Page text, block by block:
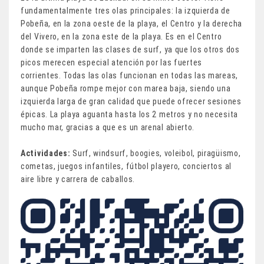
fundamentalmente tres olas principales: la izquierda de
Pobeña, en la zona oeste de la playa, el Centro y la derecha
del Vivero, en la zona este de la playa. Es en el Centro
donde se imparten las clases de surf, ya que los otros dos
picos merecen especial atención por las fuertes
corrientes. Todas las olas funcionan en todas las mareas,
aunque Pobeña rompe mejor con marea baja, siendo una
izquierda larga de gran calidad que puede ofrecer sesiones
épicas. La playa aguanta hasta los 2 metros y no necesita
mucho mar, gracias a que es un arenal abierto.
Actividades: Surf, windsurf, boogies, voleibol, piragüismo,
cometas, juegos infantiles, fútbol playero, conciertos al
aire libre y carrera de caballos.